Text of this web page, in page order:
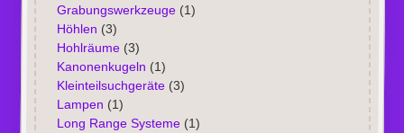
Grabungswerkzeuge(1)
Höhlen (3)
Hohlräume(3)
Kanonenkugeln (1)
Kleinteilsuchgeräte(3)
Lampen (1)
Long Range Systeme(1)